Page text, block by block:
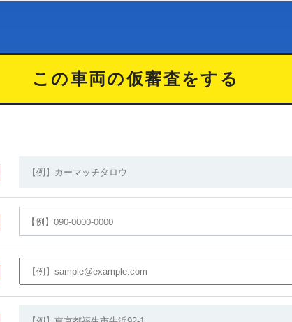
この車両の仮審査をする